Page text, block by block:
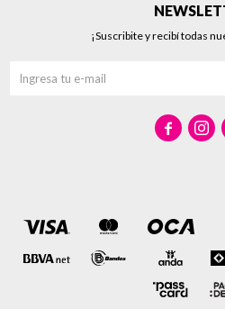
¡Suscribite y recibí todas
 